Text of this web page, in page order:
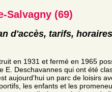
Salvagny (69)
d'accès, tarifs, horaires
en 1931 et fermé en 1965
E. Deschavannes qui ont été
aujourd'hui un parc de loisirs
les enfants et les